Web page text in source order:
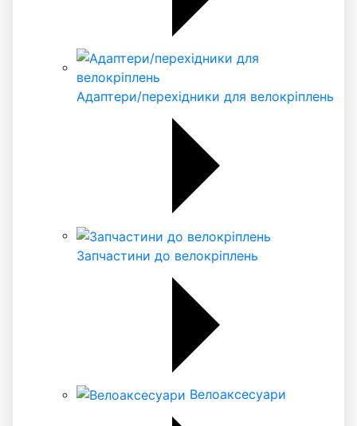
Адаптери/перехідники для велокріплень
Запчастини до велокріплень
Велоаксесуари